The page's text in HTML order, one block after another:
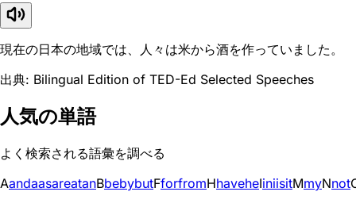
現在の日本の地域では、人々は米から酒を作っていました。
出典: Bilingual Edition of TED-Ed Selected Speeches
人気の単語
よく検索される語彙を調べる
AandaasareatanBbebybutFforfromHhaveheIiniisitMmyNnot